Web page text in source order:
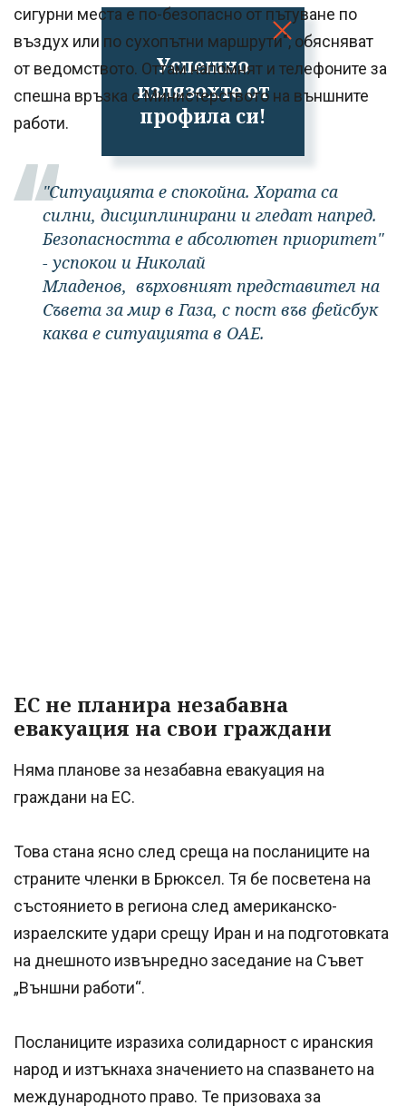
Успешно
излязохте от
профила си!
сигурни места е по-безопасно от пътуване по
въздух или по сухопътни маршрути", обясняват
от ведомството. Оттам напомнят и телефоните за
спешна връзка с Министерството на външните
работи.
"Ситуацията е спокойна. Хората са
силни, дисциплинирани и гледат напред.
Безопасността е абсолютен приоритет"
- успокои и Николай
Младенов, върховният представител на
Съвета за мир в Газа, с пост във фейсбук
каква е ситуацията в ОАЕ.
ЕС не планира незабавна
евакуация на свои граждани
Няма планове за незабавна евакуация на
граждани на ЕС.
Това стана ясно след среща на посланиците на
страните членки в Брюксел. Тя бе посветена на
състоянието в региона след американско-
израелските удари срещу Иран и на подготовката
на днешното извънредно заседание на Съвет
„Външни работи“.
Посланиците изразиха солидарност с иранския
народ и изтъкнаха значението на спазването на
международното право. Те призоваха за